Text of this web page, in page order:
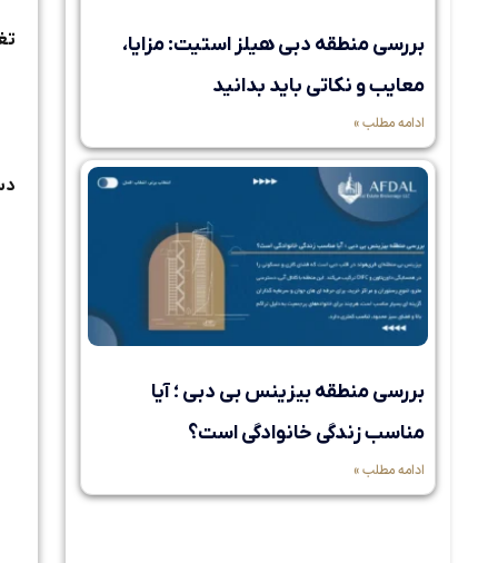
بررسی منطقه دبی هیلز استیت: مزایا،
معایب و نکاتی باید بدانید
ادامه مطلب »
بررسی منطقه بیزینس بی دبی ؛ آیا
مناسب زندگی خانوادگی است؟
ادامه مطلب »